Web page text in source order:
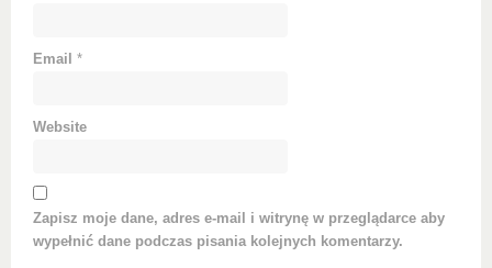
Email *
Website
Zapisz moje dane, adres e-mail i witrynę w przeglądarce aby
wypełnić dane podczas pisania kolejnych komentarzy.